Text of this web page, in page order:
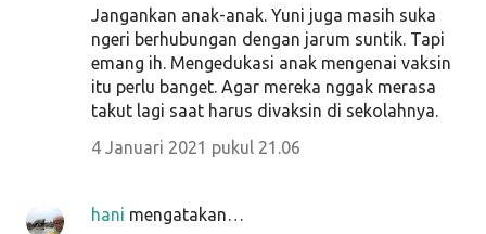
Jangankan anak-anak. Yuni juga masih suka
ngeri berhubungan dengan jarum suntik. Tapi
emang ih. Mengedukasi anak mengenai vaksin
itu perlu banget. Agar mereka nggak merasa
takut lagi saat harus divaksin di sekolahnya.
4 Januari 2021 pukul 21.06
hani mengatakan…